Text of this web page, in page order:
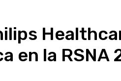
en la RSNA